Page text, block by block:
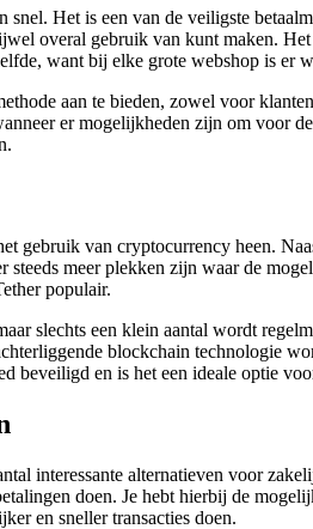
Het is een van de veiligste
overal gebruik van kunt maken.
want bij elke grote webshop is er
aan te bieden, zowel voor
er mogelijkheden zijn om voor
gebruik van cryptocurrency heen.
meer plekken zijn waar de
populair.
slechts een klein aantal wordt
blockchain technologie
beveiligd en is het een ideale optie
interessante alternatieven voor
doen. Je hebt hierbij de
en sneller transacties doen.